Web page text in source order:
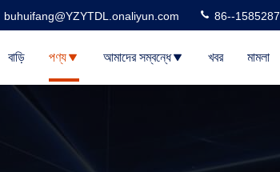
buhuifang@YZYTDL.onaliyun.com 86--
বাড়ি পণ্য আমাদের সম্বন্ধে খবর মামলা